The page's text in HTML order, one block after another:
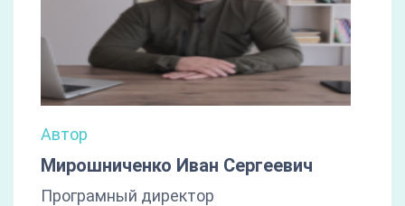
Автор
Мирошниченко Иван Сергеевич
Програмный директор